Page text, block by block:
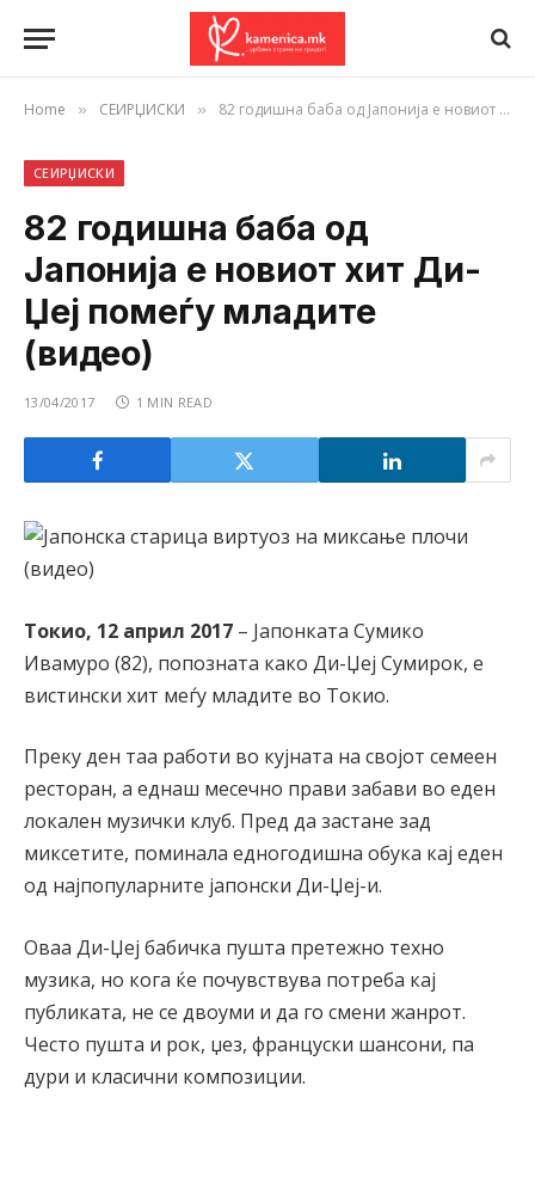
Home » СЕИРЏИСКИ » 82 годишна баба од Јапонија е новиот хит Ди-Џеј помеѓу младите (видео)
СЕИРЏИСКИ
82 годишна баба од
Јапонија е новиот хит Ди-
Џеј помеѓу младите
(видео)
13/04/2017 1 MIN READ
Токио, 12 април 2017 – Јапонката Сумико
Ивамуро (82), попозната како Ди-Џеј Сумирок, е
вистински хит меѓу младите во Токио.
Преку ден таа работи во кујната на својот семеен
ресторан, а еднаш месечно прави забави во еден
локален музички клуб. Пред да застане зад
миксетите, поминала едногодишна обука кај еден
од најпопуларните јапонски Ди-Џеј-и.
Оваа Ди-Џеј бабичка пушта претежно техно
музика, но кога ќе почувствува потреба кај
публиката, не се двоуми и да го смени жанрот.
Често пушта и рок, џез, француски шансони, па
дури и класични композиции.